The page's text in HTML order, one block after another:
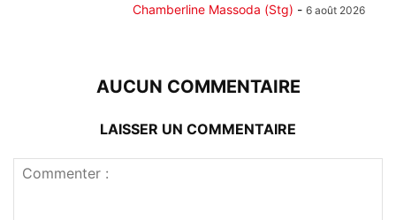
Chamberline Massoda (Stg) - 6 août 2026
AUCUN COMMENTAIRE
LAISSER UN COMMENTAIRE